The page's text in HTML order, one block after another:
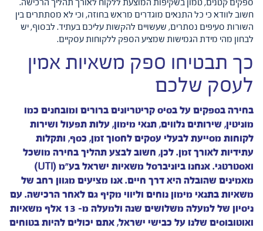
ספקים קטנים, טמון בשקיפות המוצעת ללקוח לאורך תהליך הרכישה.
חשוב לוודא כי כל התנאים מוגדרים מראש בחוזה, וכי לא מסתתרים בין
השורות סעיפים נסתרים, שעשויים להקשות עליכם בעתיד. לבסוף, יש
לבחון מהי מידת הגמישות שמציע הספק ללקוחות עסקיים.
כך תבטיחו ספק משאיות אמין
לעסק שלכם
בחירה בספקים על בסיס קריטריונים ברורים ומובחנים כמו
מוניטין, שירותים נלווים, תנאי מימון, עלות תפעול ושירות
לקוחות מסייעת לבעלי עסקים לחסוך זמן, כסף, ותקלות
עתידיות לאורך זמן. לכן, חשוב לבצע תהליך בחירה מושכל
ואסטרטגי. אנחנו ביוניברסל משאיות ישראל בע"מ (UTI)
מאמינים שהובלה היא דרך חיים. אנו מציעים מגוון רחב של
משאיות בתנאי מימון נוחים וליווי מקיף גם לאחר הרכישה. עם
ניסיון של למעלה משלושים שנה ולמעלה מ- 13 אלף משאיות
ואוטובוסים שלנו על כבישי ישראל, אתם יכולים להיות בטוחים